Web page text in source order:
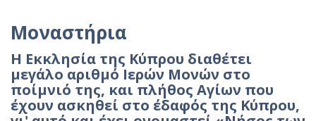
Μοναστήρια
Η Εκκλησία της Κύπρου διαθέτει
μεγάλο αριθμό Ιερών Μονών στο
ποίμνιό της, και πλήθος Αγίων που
έχουν ασκηθεί στο έδαφός της Κύπρου,